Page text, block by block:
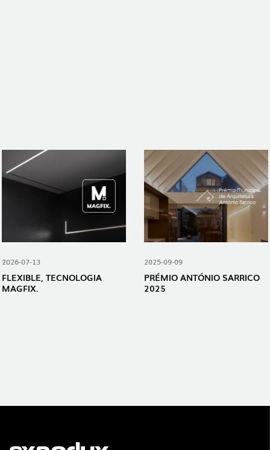
2026-07-13
FLEXIBLE, TECNOLOGIA
MAGFIX.
2025-09-09
PRÉMIO ANTÓNIO SARRICO
2025